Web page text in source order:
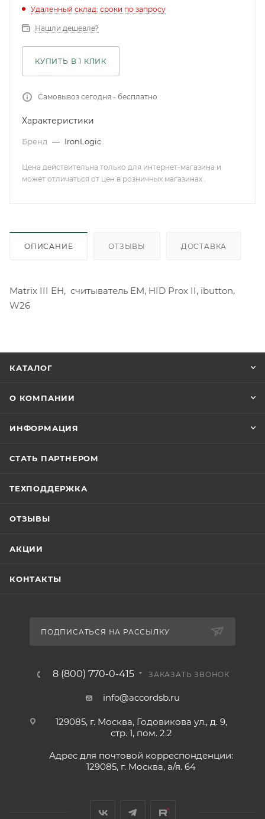
Удаленный склад: сроки по запросу
Нашли дешевле?
КУПИТЬ В 1 КЛИК
Самовывоз сегодня - бесплатно
Характеристики
Бренд — IronLogic
Цена действительна только для интернет-магазина и
может отличаться от цен в розничных магазинах .
ОПИСАНИЕ ОТЗЫВЫ ДОСТАВКА
Matrix III EH, cчитыватель EM, HID Prox II, ibutton,
W26
КАТАЛОГ
О КОМПАНИИ
ИНФОРМАЦИЯ
СТАТЬ ПАРТНЕРОМ
ТЕХПОДДЕРЖКА
ОТЗЫВЫ
АКЦИИ
КОНТАКТЫ
ПОДПИСАТЬСЯ НА РАССЫЛКУ
8 (800) 770-0-415 ЗАКАЗАТЬ ЗВОНОК
info@accordsb.ru
129085, г. Москва, Годовикова ул., д. 9,
стр. 1, пом. 2.2
Адрес для почтовой корреспонденции:
129085, г. Москва, а/я. 64